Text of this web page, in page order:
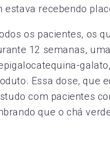
estava recebendo
os pacientes, os
12 semanas,
Essa dose, que
com pacientes
que o chá